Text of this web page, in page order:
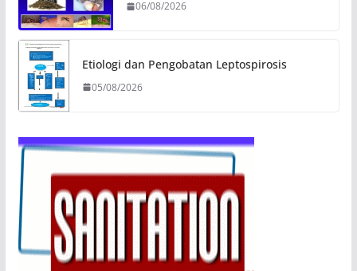
06/08/2026
Etiologi dan Pengobatan Leptospirosis
05/08/2026